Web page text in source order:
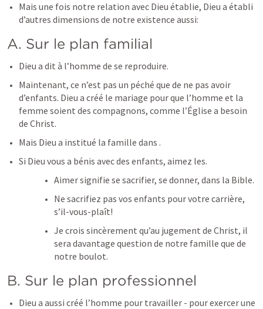
Mais une fois notre relation avec Dieu établie, Dieu a établi
d’autres dimensions de notre existence aussi:
A. Sur le plan familial
Dieu a dit à l’homme de se reproduire.
Maintenant, ce n’est pas un péché que de ne pas avoir
d’enfants. Dieu a créé le mariage pour que l’homme et la
femme soient des compagnons, comme l’Église a besoin
de Christ.
Mais Dieu a institué la famille dans .
Si Dieu vous a bénis avec des enfants, aimez les.
Aimer signifie se sacrifier, se donner, dans la Bible.
Ne sacrifiez pas vos enfants pour votre carrière,
s’il-vous-plaît!
Je crois sincèrement qu’au jugement de Christ, il
sera davantage question de notre famille que de
notre boulot.
B. Sur le plan professionnel
Dieu a aussi créé l’homme pour travailler - pour exercer une